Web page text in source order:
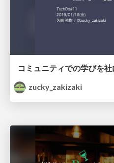
zucky_zakizaki